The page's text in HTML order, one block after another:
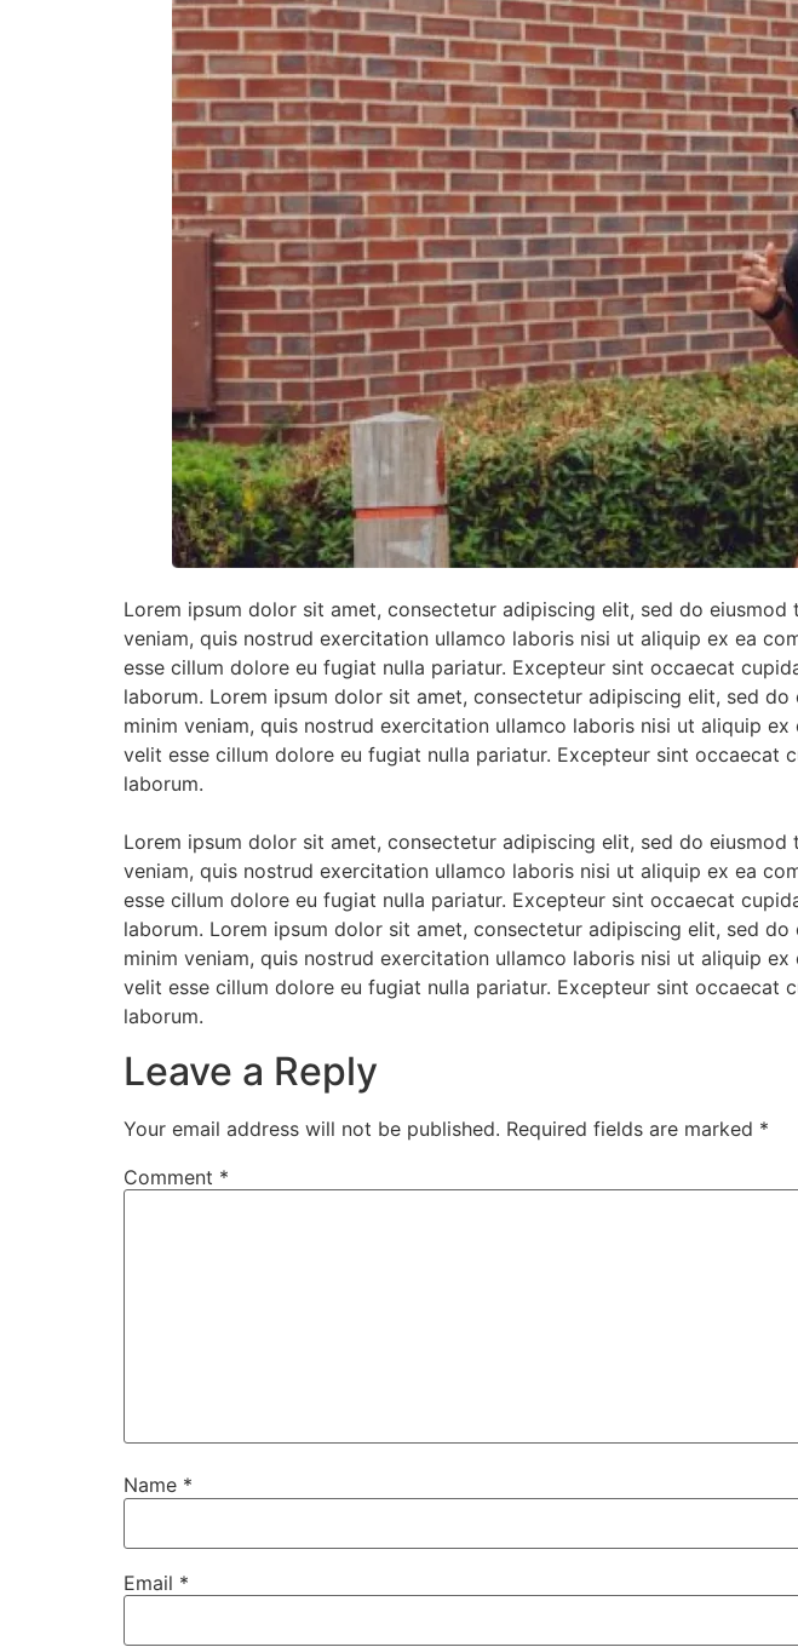
Lorem ipsum dolor sit amet, consectetur adipiscing elit, sed do
veniam, quis nostrud exercitation ullamco laboris nisi ut aliquip ex ea
esse cillum dolore eu fugiat nulla pariatur. Excepteur sint occaecat
laborum. Lorem ipsum dolor sit amet, consectetur adipiscing elit, sed
minim veniam, quis nostrud exercitation ullamco laboris nisi ut aliquip
velit esse cillum dolore eu fugiat nulla pariatur. Excepteur sint
laborum.
Lorem ipsum dolor sit amet, consectetur adipiscing elit, sed do
veniam, quis nostrud exercitation ullamco laboris nisi ut aliquip ex ea
esse cillum dolore eu fugiat nulla pariatur. Excepteur sint occaecat
laborum. Lorem ipsum dolor sit amet, consectetur adipiscing elit, sed
minim veniam, quis nostrud exercitation ullamco laboris nisi ut aliquip
velit esse cillum dolore eu fugiat nulla pariatur. Excepteur sint
laborum.
Leave a Reply
Your email address will not be published. Required fields are marked *
Comment *
Name *
Email *